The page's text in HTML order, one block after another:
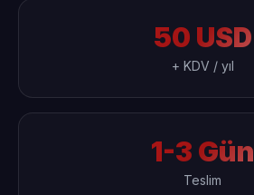
50 USD
+ KDV / yıl
1-3 Gün
Teslim